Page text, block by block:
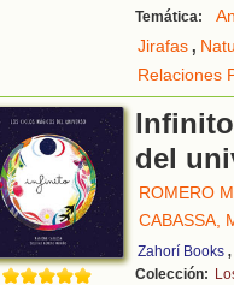
Temática:
Jirafas,
Relaciones
del
ROMERO
CABASSA,
Zahorí Books
Colección: